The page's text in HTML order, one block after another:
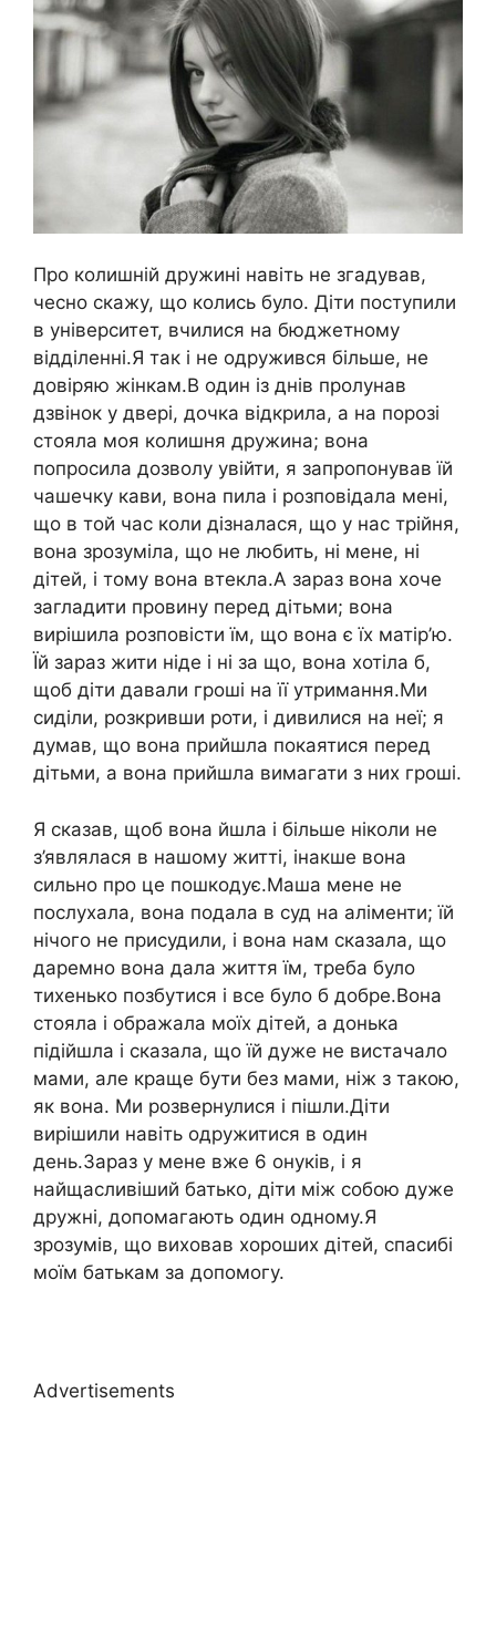
Про колишній дружині навіть не згадував,
чесно скажу, що колись було. Діти поступили
в університет, вчилися на бюджетному
відділенні.Я так і не одружився більше, не
довіряю жінкам.В один із днів пролунав
дзвінок у двері, дочка відкрила, а на порозі
стояла моя колишня дружина; вона
попросила дозволу увійти, я запропонував їй
чашечку кави, вона пила і розповідала мені,
що в той час коли дізналася, що у нас трійня,
вона зрозуміла, що не любить, ні мене, ні
дітей, і тому вона втекла.А зараз вона хоче
загладити провину перед дітьми; вона
вирішила розповісти їм, що вона є їх матір’ю.
Їй зараз жити ніде і ні за що, вона хотіла б,
щоб діти давали гроші на її утримання.Ми
сиділи, розкривши роти, і дивилися на неї; я
думав, що вона прийшла покаятися перед
дітьми, а вона прийшла вимагати з них гроші.
Я сказав, щоб вона йшла і більше ніколи не
з’являлася в нашому житті, інакше вона
сильно про це пошкодує.Маша мене не
послухала, вона подала в суд на аліменти; їй
нічого не присудили, і вона нам сказала, що
даремно вона дала життя їм, треба було
тихенько позбутися і все було б добре.Вона
стояла і ображала моїх дітей, а донька
підійшла і сказала, що їй дуже не вистачало
мами, але краще бути без мами, ніж з такою,
як вона. Ми розвернулися і пішли.Діти
вирішили навіть одружитися в один
день.Зараз у мене вже 6 онуків, і я
найщасливіший батько, діти між собою дуже
дружні, допомагають один одному.Я
зрозумів, що виховав хороших дітей, спасибі
моїм батькам за допомогу.
Advertisements